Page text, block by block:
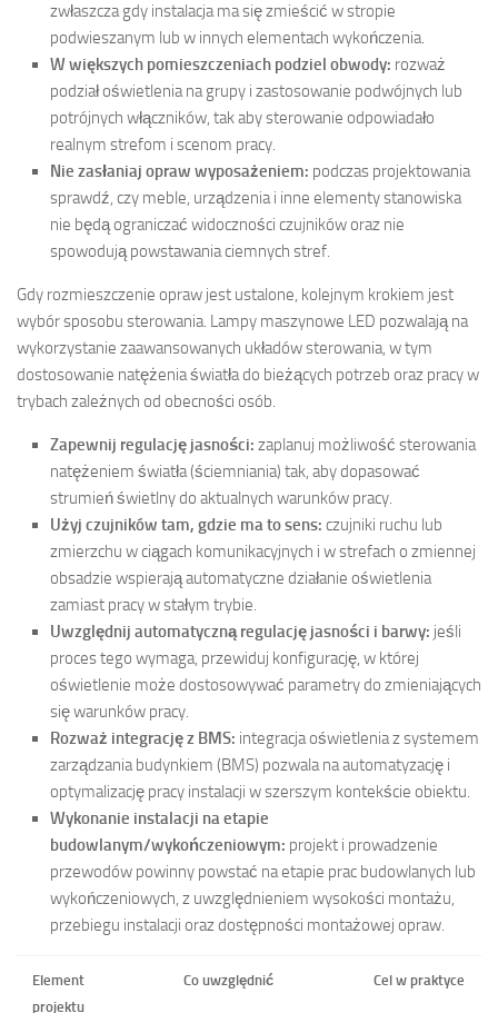
zwłaszcza gdy instalacja ma się zmieścić w stropie
podwieszanym lub w innych elementach wykończenia.
W większych pomieszczeniach podziel obwody: rozważ
podział oświetlenia na grupy i zastosowanie podwójnych lub
potrójnych włączników, tak aby sterowanie odpowiadało
realnym strefom i scenom pracy.
Nie zasłaniaj opraw wyposażeniem: podczas projektowania
sprawdź, czy meble, urządzenia i inne elementy stanowiska
nie będą ograniczać widoczności czujników oraz nie
spowodują powstawania ciemnych stref.
Gdy rozmieszczenie opraw jest ustalone, kolejnym krokiem jest
wybór sposobu sterowania. Lampy maszynowe LED pozwalają na
wykorzystanie zaawansowanych układów sterowania, w tym
dostosowanie natężenia światła do bieżących potrzeb oraz pracy w
trybach zależnych od obecności osób.
Zapewnij regulację jasności: zaplanuj możliwość sterowania
natężeniem światła (ściemniania) tak, aby dopasować
strumień świetlny do aktualnych warunków pracy.
Użyj czujników tam, gdzie ma to sens: czujniki ruchu lub
zmierzchu w ciągach komunikacyjnych i w strefach o zmiennej
obsadzie wspierają automatyczne działanie oświetlenia
zamiast pracy w stałym trybie.
Uwzględnij automatyczną regulację jasności i barwy: jeśli
proces tego wymaga, przewiduj konfigurację, w której
oświetlenie może dostosowywać parametry do zmieniających
się warunków pracy.
Rozważ integrację z BMS: integracja oświetlenia z systemem
zarządzania budynkiem (BMS) pozwala na automatyzację i
optymalizację pracy instalacji w szerszym kontekście obiektu.
Wykonanie instalacji na etapie
budowlanym/wykończeniowym: projekt i prowadzenie
przewodów powinny powstać na etapie prac budowlanych lub
wykończeniowych, z uwzględnieniem wysokości montażu,
przebiegu instalacji oraz dostępności montażowej opraw.
Element
projektu
Co uwzględnić Cel w praktyce